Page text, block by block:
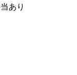
あり